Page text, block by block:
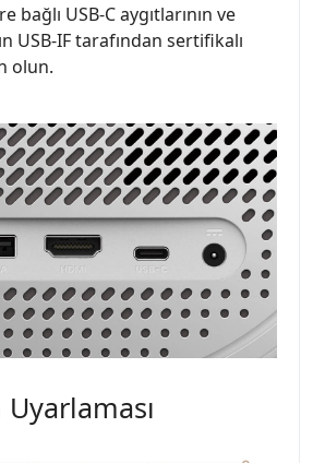
USB-C aygıtlarının ve
USB-IF tarafından sertifikalı
olun.
Uyarlaması